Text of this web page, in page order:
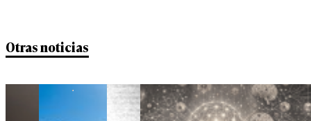
Otras noticias